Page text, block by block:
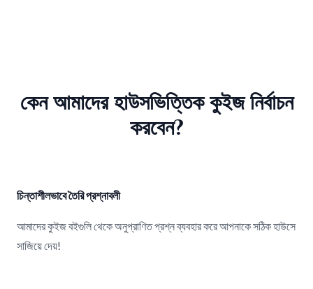
কেন আমাদের হাউসভিত্তিক কুইজ নির্বাচন
করবেন?
চিন্তাশীলভাবে তৈরি প্রশ্নাবলী
আমাদের কুইজ বইগুলি থেকে অনুপ্রাণিত প্রশ্ন ব্যবহার করে আপনাকে সঠিক হাউসে
সাজিয়ে দেয়!